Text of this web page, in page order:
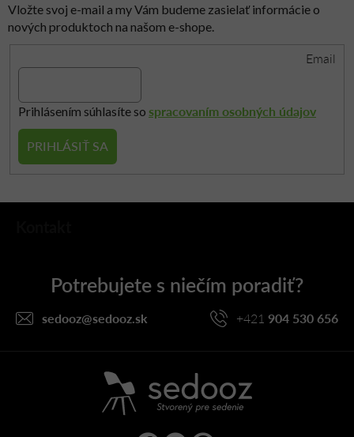
Vložte svoj e-mail a my Vám budeme zasielať informácie o
nových produktoch na našom e-shope.
Email
Prihlásením súhlasíte so spracovaním osobných údajov
PRIHLÁSIŤ SA
Z
sedooz@sedooz.sk +421 904 530 656